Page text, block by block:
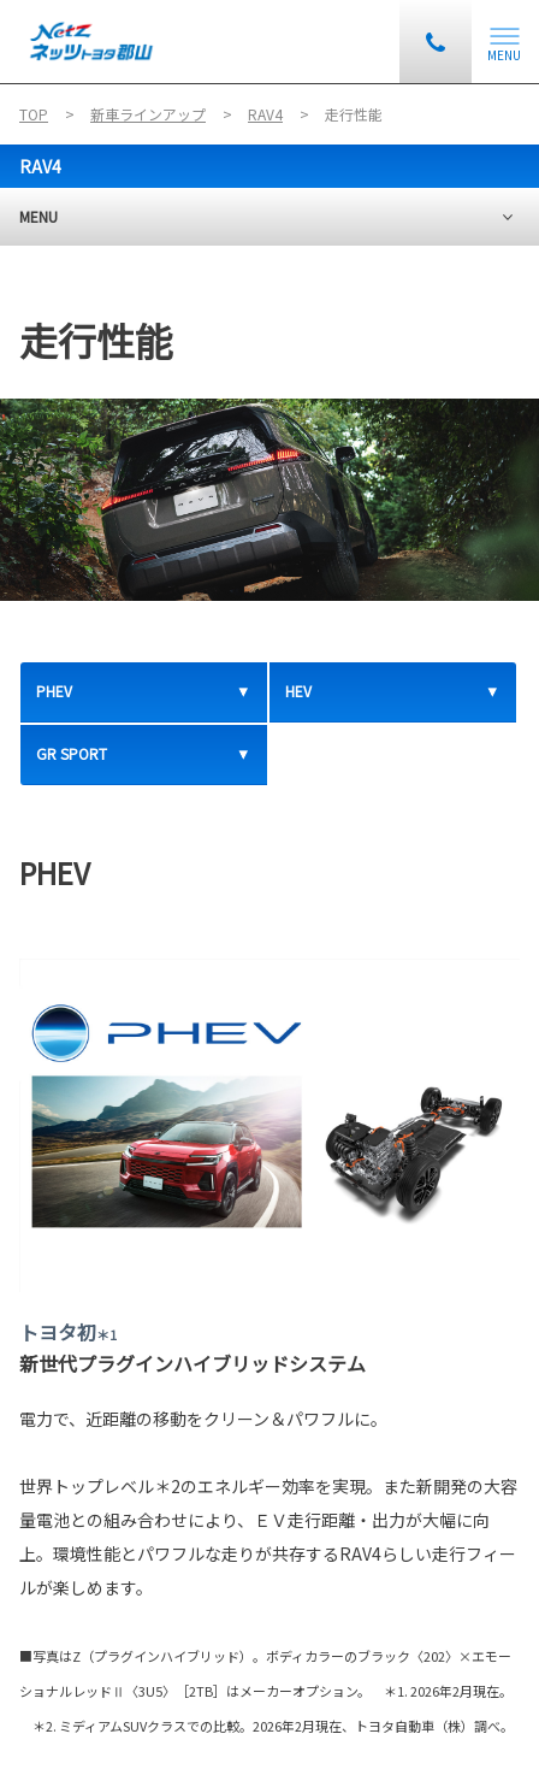
MENU
TOP 新車ラインアップ RAV4 走行性能
RAV4
MENU
走行性能
PHEV HEV
GR SPORT
PHEV
トヨタ初＊1
新世代プラグインハイブリッドシステム
電力で、近距離の移動をクリーン＆パワフルに。
世界トップレベル＊2のエネルギー効率を実現。また新開発の大容
量電池との組み合わせにより、ＥＶ走行距離・出力が大幅に向
上。環境性能とパワフルな走りが共存するRAV4らしい走行フィー
ルが楽しめます。
■写真はZ（プラグインハイブリッド）。ボディカラーのブラック〈202〉×エモー
ショナルレッドⅡ〈3U5〉［2TB］はメーカーオプション。 ＊1. 2026年2月現在。
＊2. ミディアムSUVクラスでの比較。2026年2月現在、トヨタ自動車（株）調べ。